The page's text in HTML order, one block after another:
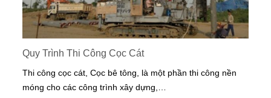
Quy Trình Thi Công Cọc Cát
Thi công cọc cát, Cọc bê tông, là một phần thi công nền
móng cho các công trình xây dựng,…